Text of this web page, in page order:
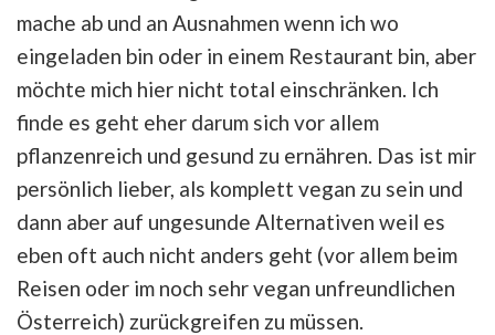
mache ab und an Ausnahmen wenn ich wo
eingeladen bin oder in einem Restaurant bin, aber
möchte mich hier nicht total einschränken. Ich
finde es geht eher darum sich vor allem
pflanzenreich und gesund zu ernähren. Das ist mir
persönlich lieber, als komplett vegan zu sein und
dann aber auf ungesunde Alternativen weil es
eben oft auch nicht anders geht (vor allem beim
Reisen oder im noch sehr vegan unfreundlichen
Österreich) zurückgreifen zu müssen.